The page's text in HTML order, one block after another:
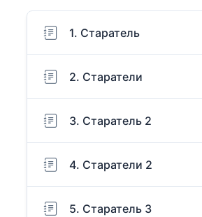
1. Старатель
2. Старатели
3. Старатель 2
4. Старатели 2
5. Старатель 3